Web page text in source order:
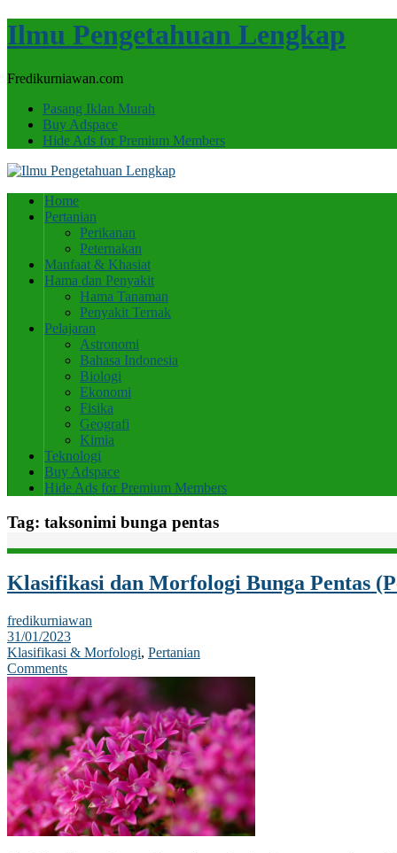
Ilmu Pengetahuan Lengkap
Fredikurniawan.com
Pasang Iklan Murah
Buy Adspace
Hide Ads for Premium Members
Home
Pertanian
Perikanan
Peternakan
Manfaat & Khasiat
Hama dan Penyakit
Hama Tanaman
Penyakit Ternak
Pelajaran
Astronomi
Bahasa Indonesia
Biologi
Ekonomi
Fisika
Geografi
Kimia
Teknologi
Buy Adspace
Hide Ads for Premium Members
Tag: taksonimi bunga pentas
Klasifikasi dan Morfologi Bunga Pentas
fredikurniawan
31/01/2023
Klasifikasi & Morfologi, Pertanian
Comments